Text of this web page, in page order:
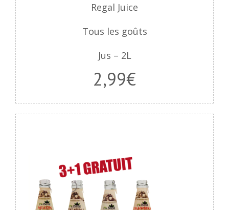
Regal Juice
Tous les goûts
Jus – 2L
2,99€